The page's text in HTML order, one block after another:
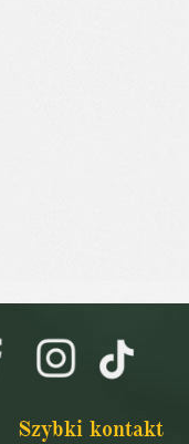
Szybki kontakt